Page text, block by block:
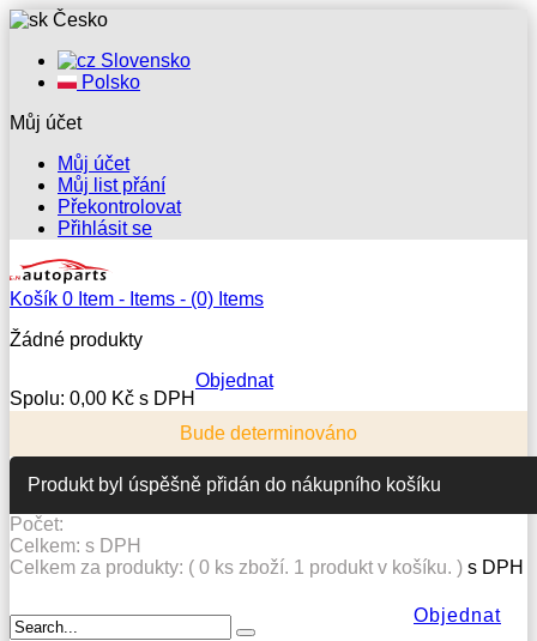
Česko
Slovensko
Polsko
Můj účet
Můj účet
Můj list přání
Překontrolovat
Přihlásit se
Košík 0 Item - Items - (0) Items
Žádné produkty
Spolu: 0,00 Kč s DPH
Objednat
Bude determinováno
Produkt byl úspěšně přidán do nákupního košíku
Počet:
Celkem: s DPH
Celkem za produkty: ( 0 ks zboží. 1 produkt v košíku. ) s DPH
Objednat